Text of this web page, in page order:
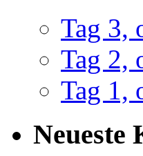
Tag 3,
Tag 2,
Tag 1,
Neueste